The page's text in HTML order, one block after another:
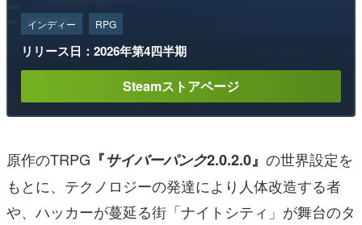
インディー RPG
リリース日：2026年第4四半期
Steamストアページ
原作のTRPG 『サイバーパンク2.0.2.0』 の世界設定を
もとに、テクノロジーの発達により人体改造する者
や、ハッカーが蔓延る街「ナイトシティ」が舞台のタ